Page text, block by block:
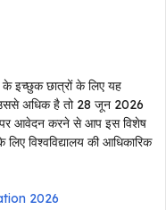
इच्छुक छात्रों के लिए यह
अधिक है तो 28 जून 2026
आवेदन करने से आप इस विशेष
विश्वविद्यालय की आधिकारिक
2026